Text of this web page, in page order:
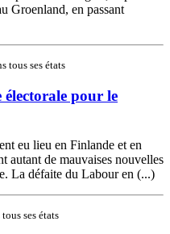
Groenland, en passant
tous ses états
électorale pour le
eu lieu en Finlande et en
autant de mauvaises nouvelles
La défaite du Labour en (...)
ses états